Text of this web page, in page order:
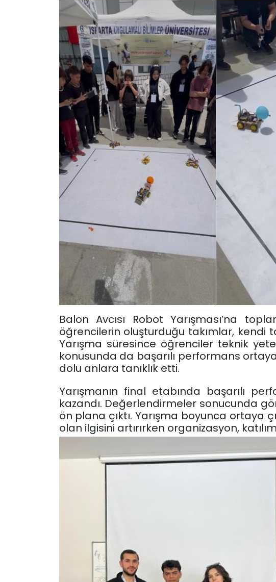
Balon Avcısı Robot Yarışması’na
öğrencilerin oluşturduğu takımlar, kendi
Yarışma süresince öğrenciler teknik
konusunda da başarılı performans
dolu anlara tanıklık etti.
Yarışmanın final etabında başarılı
kazandı. Değerlendirmeler sonucunda
ön plana çıktı. Yarışma boyunca
olan ilgisini artırırken organizasyon,